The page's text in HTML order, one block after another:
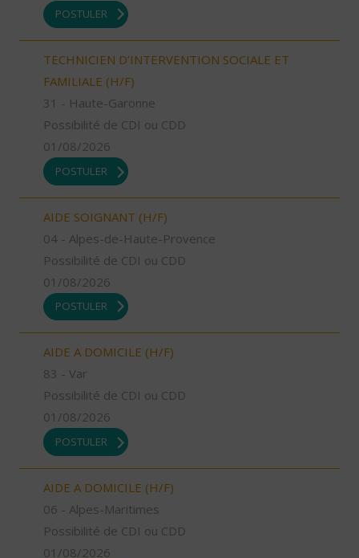
POSTULER
TECHNICIEN D’INTERVENTION SOCIALE ET
FAMILIALE (H/F)
31 - Haute-Garonne
Possibilité de CDI ou CDD
01/08/2026
POSTULER
AIDE SOIGNANT (H/F)
04 - Alpes-de-Haute-Provence
Possibilité de CDI ou CDD
01/08/2026
POSTULER
AIDE A DOMICILE (H/F)
83 - Var
Possibilité de CDI ou CDD
01/08/2026
POSTULER
AIDE A DOMICILE (H/F)
06 - Alpes-Maritimes
Possibilité de CDI ou CDD
01/08/2026